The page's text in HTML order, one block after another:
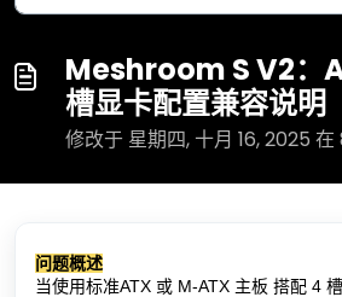
Meshroom S V2：
槽显卡配置兼容说明
修改于 星期四, 十月 16, 2025 在
问题概述
当使用标准ATX 或 M-ATX 主板 搭配 4 槽